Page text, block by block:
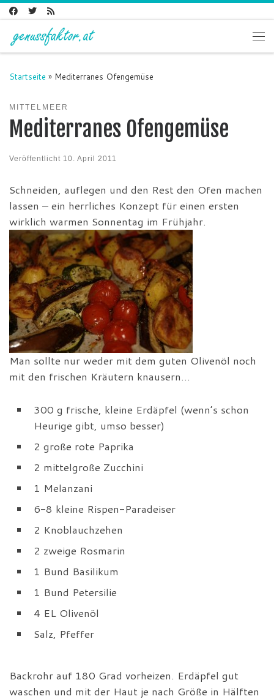
Zum Inhalt springen
Startseite » Mediterranes Ofengemüse
MITTELMEER
Mediterranes Ofengemüse
Veröffentlicht 10. April 2011
Schneiden, auflegen und den Rest den Ofen machen
lassen – ein herrliches Konzept für einen ersten
wirklich warmen Sonnentag im Frühjahr.
Man sollte nur weder mit dem guten Olivenöl noch
mit den frischen Kräutern knausern…
300 g frische, kleine Erdäpfel (wenn’s schon
Heurige gibt, umso besser)
2 große rote Paprika
2 mittelgroße Zucchini
1 Melanzani
6-8 kleine Rispen-Paradeiser
2 Knoblauchzehen
2 zweige Rosmarin
1 Bund Basilikum
1 Bund Petersilie
4 EL Olivenöl
Salz, Pfeffer
Backrohr auf 180 Grad vorheizen. Erdäpfel gut
waschen und mit der Haut je nach Größe in Hälften